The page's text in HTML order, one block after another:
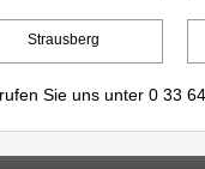
Strausberg
Sie uns unter 0 33